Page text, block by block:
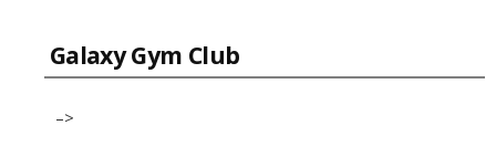
Galaxy Gym Club
–>